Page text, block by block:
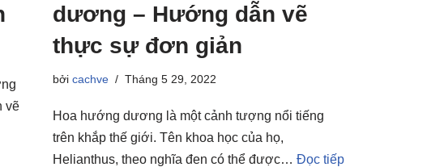
vẽ
dương – Hướng dẫn vẽ
thực sự đơn giản
bởi cachve Tháng 5 29, 2022
Hoa hướng dương là một cảnh tượng nổi tiếng
trên khắp thế giới. Tên khoa học của họ,
Helianthus, theo nghĩa đen có thể được… Đọc tiếp